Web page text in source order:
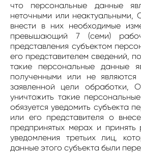
что персональные данные
неточными или неактуальными,
внести в них необходимые
превышающий 7 (семи)
представления субъектом
его представителем сведений,
такие персональные данные
полученными или не
заявленной цели обработки,
уничтожить такие
обязуется уведомить субъекта
или его представителя о
предпринятых мерах и
уведомления третьих лиц,
данные этого субъекта были